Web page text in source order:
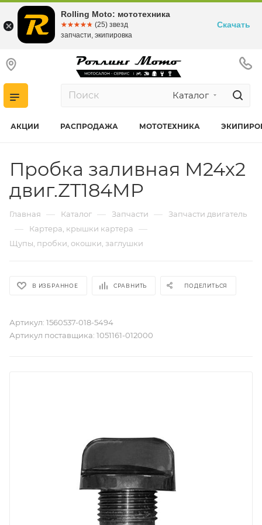
Каталог
АКЦИИ РАСПРОДАЖА МОТОТЕХНИКА
Пробка заливная М24х2
двиг.ZT184MP
Главная — Каталог — Запчасти — Запчасти двигатель
— Картера, крышки картера —
Щупы, пробки, окошки, заглушки
В ИЗБРАННОЕ СРАВНИТЬ ПОДЕЛИТЬСЯ
Артикул: 1560537-018-5494
Артикул поставщика: 1051161-012000
Rolling Moto: мототехника
☆☆☆☆☆
★★★★★ (25) звезд
запчасти, экипировка
Скачать